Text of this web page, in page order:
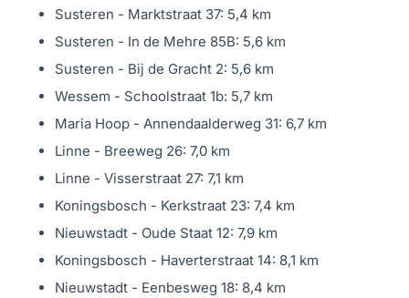
verdieping vol mogelijkheden!
Algemeen: een huis dat klaar is voor de toekomst
Deze woning, gebouwd in 1978, is door de huidige
eigenaren met veel zorg en oog voor detail volledig
gemoderniseerd, uitgebreid en verduurzaamd. Het
resultaat? Een comfortabel, energiezuinig en stijlvol huis
dat klaar is voor de komende jaren.
De woning is voorzien van een uitstekend isolatiepakket,
kunststof kozijnen met HR++ en gedeeltelijke triple
beglazing en elektrische rolluiken voor extra gemak en
Susteren - Marktstraat 37: 5,4 km
Susteren - In de Mehre 85B: 5,6 km
Susteren - Bij de Gracht 2: 5,6 km
Wessem - Schoolstraat 1b: 5,7 km
Maria Hoop - Annendaalderweg 31: 6,7 km
Linne - Breeweg 26: 7,0 km
Linne - Visserstraat 27: 7,1 km
Koningsbosch - Kerkstraat 23: 7,4 km
Nieuwstadt - Oude Staat 12: 7,9 km
Koningsbosch - Haverterstraat 14: 8,1 km
Nieuwstadt - Eenbesweg 18: 8,4 km